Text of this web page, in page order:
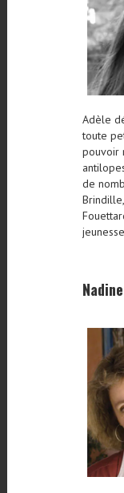
Adèle
toute
pouvoir
de